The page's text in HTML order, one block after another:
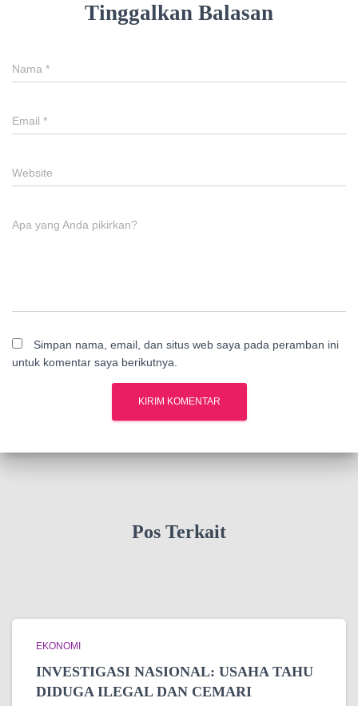
Tinggalkan Balasan
Nama *
Email *
Website
Apa yang Anda pikirkan?
Simpan nama, email, dan situs web saya pada peramban ini
untuk komentar saya berikutnya.
Pos Terkait
EKONOMI
INVESTIGASI NASIONAL: USAHA TAHU
DIDUGA ILEGAL DAN CEMARI